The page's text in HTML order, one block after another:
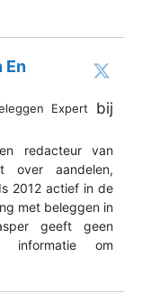
En
Expert bij
redacteur van
over aandelen,
2012 actief in de
met beleggen in
geeft geen
informatie om